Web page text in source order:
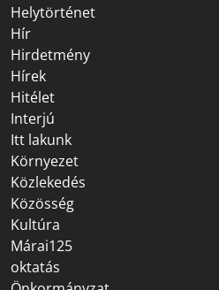
Helytörténet
Hír
Hirdetmény
Hírek
Hitélet
Interjú
Itt lakunk
Környezet
Közlekedés
Közösség
Kultúra
Márai125
oktatás